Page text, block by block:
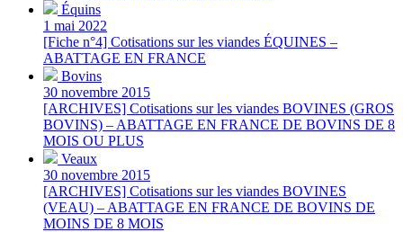
Équins
1 mai 2022
[Fiche n°4] Cotisations sur les viandes ÉQUINES –
ABATTAGE EN FRANCE
Bovins
30 novembre 2015
[ARCHIVES] Cotisations sur les viandes BOVINES (GROS
BOVINS) – ABATTAGE EN FRANCE DE BOVINS DE 8
MOIS OU PLUS
Veaux
30 novembre 2015
[ARCHIVES] Cotisations sur les viandes BOVINES
(VEAU) – ABATTAGE EN FRANCE DE BOVINS DE
MOINS DE 8 MOIS